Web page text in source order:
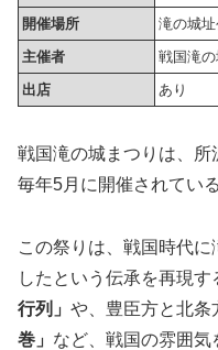
開催場所
滝の城址
主催者
戦国滝
出店
あり
戦国滝の城まつりは、所
毎年5月に開催されてい
この祭りは、戦国時代
したという伝承を再現
行列」 や、豊臣方と北条
巻」 など、戦国の雰囲